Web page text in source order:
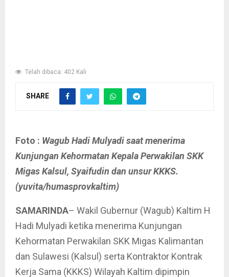
Telah dibaca: 402 Kali
SHARE
Foto : Wagub Hadi Mulyadi saat menerima
Kunjungan Kehormatan Kepala Perwakilan SKK
Migas Kalsul, Syaifudin dan unsur KKKS.
(yuvita/humasprovkaltim)
SAMARINDA– Wakil Gubernur (Wagub) Kaltim H
Hadi Mulyadi ketika menerima Kunjungan
Kehormatan Perwakilan SKK Migas Kalimantan
dan Sulawesi (Kalsul) serta Kontraktor Kontrak
Kerja Sama (KKKS) Wilayah Kaltim dipimpin